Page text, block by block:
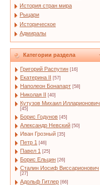
История стран мира
Рыцари
Историческое
Адмиралы
Категории раздела
Григорий Распутин [16]
Екатерина II [57]
Наполеон Бонапарт [58]
Николая II [40]
Кутузов Михаил Илларионович
[45]
Борис Годунов [45]
Александр Невский [50]
Иван Грозный [35]
Петр 1 [46]
Павел 1 [25]
Борис Ельцин [26]
Сталин Иосиф Виссарионович
[27]
Адольф Гитлер [66]